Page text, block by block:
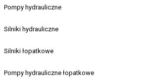
Pompy hydrauliczne
Silniki hydrauliczne
Silniki łopatkowe
Pompy hydrauliczne łopatkowe